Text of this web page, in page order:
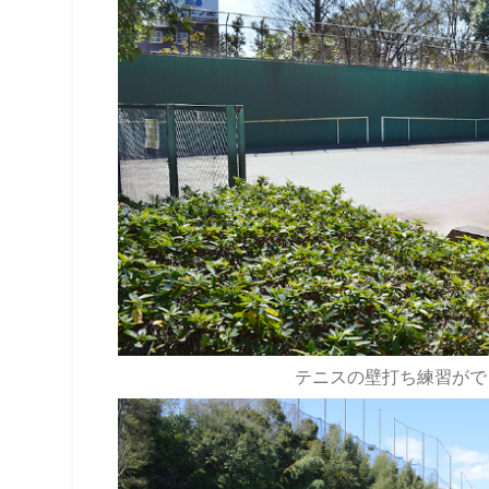
テニスの壁打ち練習が